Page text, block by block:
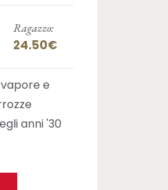
Ragazzo:
24.50€
e
anni '30